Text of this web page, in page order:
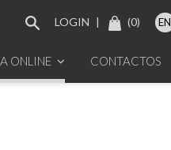
LOGIN | (0) EN
ONLINE CONTACTOS